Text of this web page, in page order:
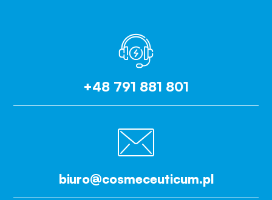
+48 791 881 801
biuro@cosmeceuticum.pl